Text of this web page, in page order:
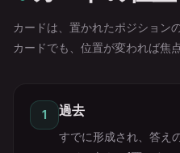
カードは、置かれたポジション
カードでも、位置が変われば焦
1 過去
すでに形成され、答え